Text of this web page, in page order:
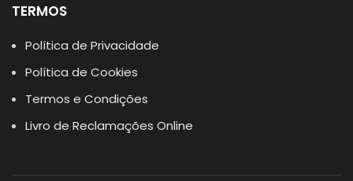
TERMOS
Política de Privacidade
Política de Cookies
Termos e Condições
Livro de Reclamações Online